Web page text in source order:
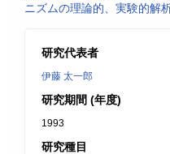
ニズムの理論的、実験的解
研究代表者
伊藤 太一郎
研究期間 (年度)
1993
研究種目